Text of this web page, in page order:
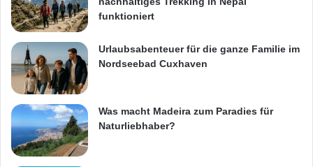
funktioniert
Urlaubsabenteuer für die ganze Familie im
Nordseebad Cuxhaven
Was macht Madeira zum Paradies für
Naturliebhaber?